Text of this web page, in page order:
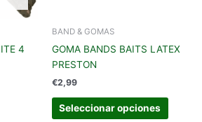
4
BAND & GOMAS
GOMA BANDS BAITS LATEX
PRESTON
€2,99
Seleccionar opciones
la